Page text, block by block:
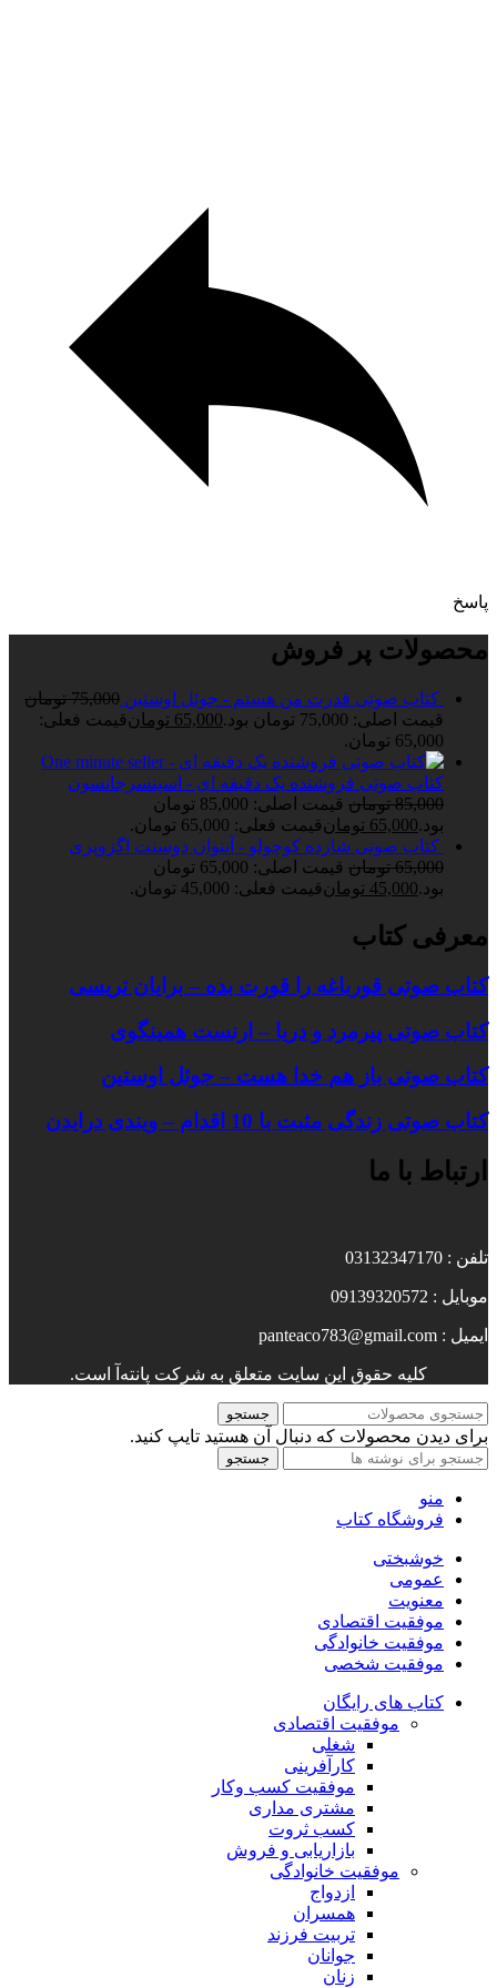
پاسخ
محصولات پر فروش
کتاب صوتی قدرت من هستم - جوئل اوستین 75,000 تومان
قیمت اصلی: 75,000 تومان بود.
65,000 تومانقیمت فعلی:
65,000 تومان.
کتاب صوتی فروشنده یک دقیقه ای - اسپنسرجانسون
85,000 تومان
قیمت اصلی: 85,000 تومان
بود.65,000 تومانقیمت فعلی: 65,000 تومان.
کتاب صوتی شازده کوچولو - آنتوان دوسنت اگزوپری
65,000 تومان
قیمت اصلی: 65,000 تومان
بود.45,000 تومانقیمت فعلی: 45,000 تومان.
معرفی کتاب
کتاب صوتی قورباغه را قورت بده – برایان تریسی
کتاب صوتی پیرمرد و دریا – ارنست همینگوی
کتاب صوتی باز هم خدا هست – جوئل اوستین
کتاب صوتی زندگی مثبت با 10 اقدام – ویندی درایدن
ارتباط با ما
تلفن : 03132347170
موبایل : 09139320572
ایمیل : panteaco783@gmail.com
کلیه حقوق این سایت متعلق به شرکت پانته‌آ است.
جستجو
برای دیدن محصولات که دنبال آن هستید تایپ کنید.
جستجو
منو
فروشگاه کتاب
خوشبختی
عمومی
معنویت
موفقیت اقتصادی
موفقیت خانوادگی
موفقیت شخصی
کتاب های رایگان
موفقیت اقتصادی
شغلی
کارآفرینی
موفقیت کسب وکار
مشتری مداری
کسب ثروت
بازاریابی و فروش
موفقیت خانوادگی
ازدواج
همسران
تربیت فرزند
جوانان
زنان